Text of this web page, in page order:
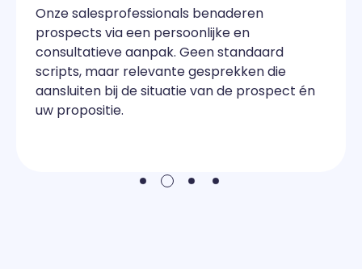
Onze salesprofessionals benaderen
prospects via een persoonlijke en
consultatieve aanpak. Geen standaard
scripts, maar relevante gesprekken die
aansluiten bij de situatie van de prospect én
uw propositie.
1 2 3 4